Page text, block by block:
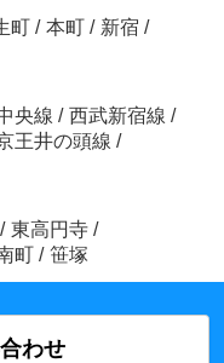
町 / 本町 / 新宿 /
央線 / 西武新宿線 /
王井の頭線 /
/ 東高円寺 /
町 / 笹塚
わせ